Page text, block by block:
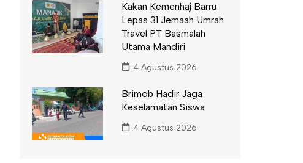
Kakan Kemenhaj Barru
Lepas 31 Jemaah Umrah
Travel PT Basmalah
Utama Mandiri
4 Agustus 2026
Brimob Hadir Jaga
Keselamatan Siswa
4 Agustus 2026